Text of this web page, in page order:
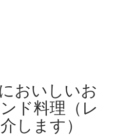
おいしいお
ド料理（レ
します）